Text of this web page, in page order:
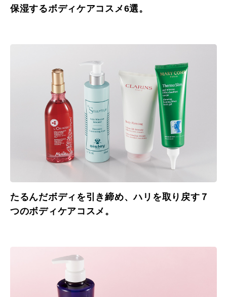
保湿するボディケアコスメ6選。
たるんだボディを引き締め、ハリを取り戻す７
つのボディケアコスメ。